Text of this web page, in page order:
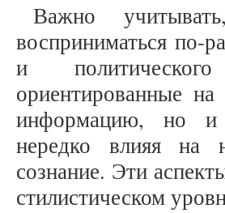
Важно
восприниматься по-
и
ориентированные
информацию, но и
нередко влияя на
сознание. Эти
стилистическом